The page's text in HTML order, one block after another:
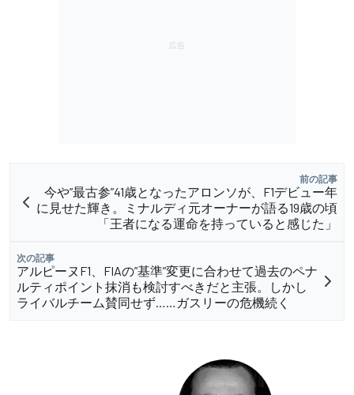
前の記事
今や”最古参”41歳となったアロンソが、F1デビュー年
に見せた輝き。ミナルディ元オーナーが語る19歳の頃
「王者になる運命を持っていると感じた」
次の記事
アルピーヌF1、FIAの”基準”変更に合わせて過去のペナ
ルティポイント抹消も検討すべきだと主張。しかし
ライバルチーム賛同せず……ガスリーの危機続く